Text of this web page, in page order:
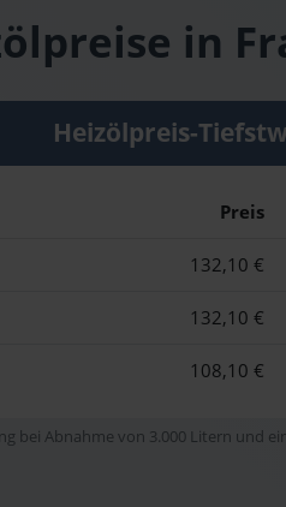
in
Heizölpreis-
Preis
132,10 €
132,10 €
108,10 €
bei Abnahme von 3.000 Litern und